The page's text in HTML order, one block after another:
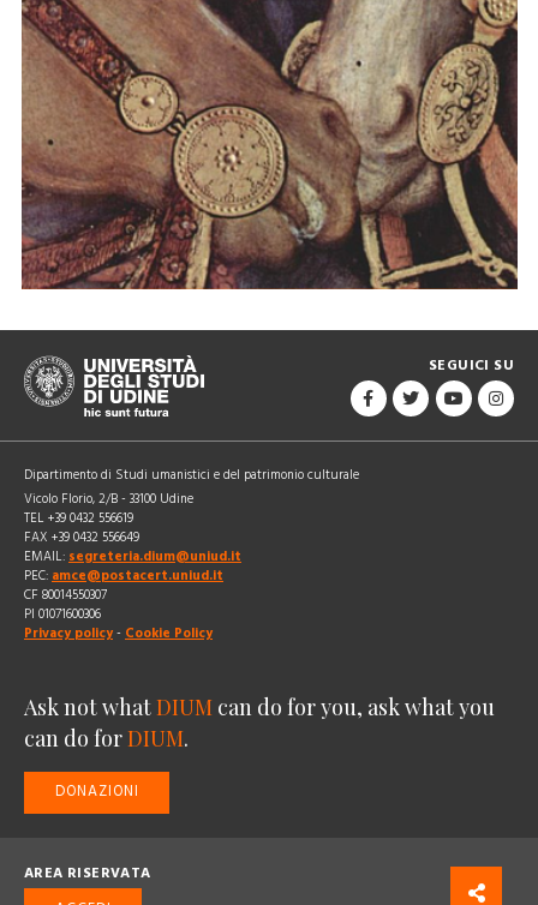
Italian commune)
SEGUICI SU
Dipartimento di Studi umanistici e del patrimonio culturale
Vicolo Florio, 2/B - 33100 Udine
TEL +39 0432 556619
FAX +39 0432 556649
EMAIL: segreteria.dium@uniud.it
PEC: amce@postacert.uniud.it
CF 80014550307
PI 01071600306
Privacy policy - Cookie Policy
Ask not whatDIUM can do for you, ask what you
can do forDIUM.
DONAZIONI
AREA RISERVATA